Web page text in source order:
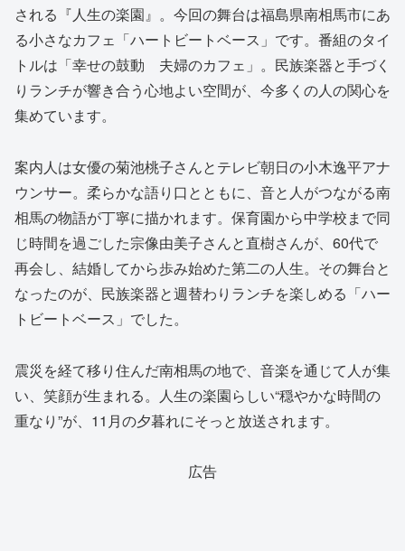
される『人生の楽園』。今回の舞台は福島県南相馬市にあ
る小さなカフェ「ハートビートベース」です。番組のタイ
トルは「幸せの鼓動 夫婦のカフェ」。民族楽器と手づく
りランチが響き合う心地よい空間が、今多くの人の関心を
集めています。
案内人は女優の菊池桃子さんとテレビ朝日の小木逸平アナ
ウンサー。柔らかな語り口とともに、音と人がつながる南
相馬の物語が丁寧に描かれます。保育園から中学校まで同
じ時間を過ごした宗像由美子さんと直樹さんが、60代で
再会し、結婚してから歩み始めた第二の人生。その舞台と
なったのが、民族楽器と週替わりランチを楽しめる「ハー
トビートベース」でした。
震災を経て移り住んだ南相馬の地で、音楽を通じて人が集
い、笑顔が生まれる。人生の楽園らしい“穏やかな時間の
重なり”が、11月の夕暮れにそっと放送されます。
広告